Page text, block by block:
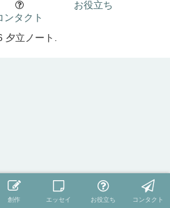
お役立ち
ンタクト
立ノート.
創作 エッセイ お役立ち コンタクト